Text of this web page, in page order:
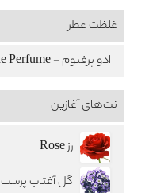
غلظت عطر
ادو پرفیوم - Eau de Perfume
نت‌های آغازین
رز Rose
گل آفتاب پرست Heliotrope